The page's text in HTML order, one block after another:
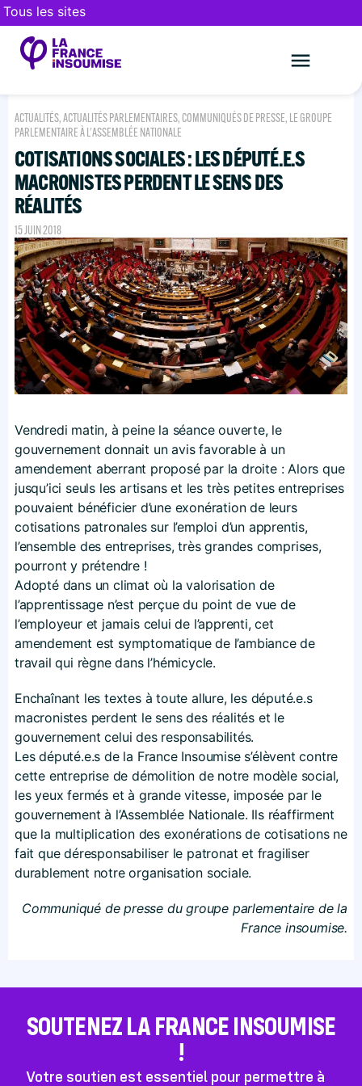
Tous les sites
ACTUALITÉS,ACTUALITÉS PARLEMENTAIRES, COMMUNIQUÉS DE PRESSE, LE GROUPE
PARLEMENTAIRE À L'ASSEMBLÉE NATIONALE
COTISATIONS SOCIALES : LES DÉPUTÉ.E.S
MACRONISTES PERDENT LE SENS DES
RÉALITÉS
15 JUIN 2018
Vendredi matin, à peine la séance ouverte, le
gouvernement donnait un avis favorable à un
amendement aberrant proposé par la droite : Alors que
jusqu’ici seuls les artisans et les très petites entreprises
pouvaient bénéficier d’une exonération de leurs
cotisations patronales sur l’emploi d’un apprentis,
l’ensemble des entreprises, très grandes comprises,
pourront y prétendre !
Adopté dans un climat où la valorisation de
l’apprentissage n’est perçue du point de vue de
l’employeur et jamais celui de l’apprenti, cet
amendement est symptomatique de l’ambiance de
travail qui règne dans l’hémicycle.
Enchaînant les textes à toute allure, les député.e.s
macronistes perdent le sens des réalités et le
gouvernement celui des responsabilités.
Les député.e.s de la France Insoumise s’élèvent contre
cette entreprise de démolition de notre modèle social,
les yeux fermés et à grande vitesse, imposée par le
gouvernement à l’Assemblée Nationale. Ils réaffirment
que la multiplication des exonérations de cotisations ne
fait que déresponsabiliser le patronat et fragiliser
durablement notre organisation sociale.
Communiqué de presse du groupe parlementaire de la
France insoumise.
SOUTENEZ LA FRANCE INSOUMISE
!
Votre soutien est essentiel pour permettre à